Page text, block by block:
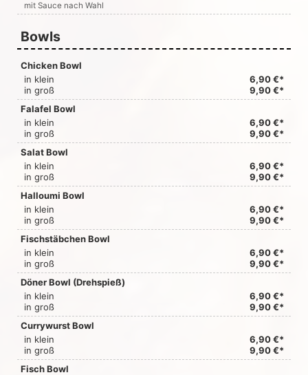
mit Sauce nach Wahl
Bowls
Chicken Bowl
in klein
6,90 €*
in groß
9,90 €*
Falafel Bowl
in klein
6,90 €*
in groß
9,90 €*
Salat Bowl
in klein
6,90 €*
in groß
9,90 €*
Halloumi Bowl
in klein
6,90 €*
in groß
9,90 €*
Fischstäbchen Bowl
in klein
6,90 €*
in groß
9,90 €*
Döner Bowl (Drehspieß)
in klein
6,90 €*
in groß
9,90 €*
Currywurst Bowl
in klein
6,90 €*
in groß
9,90 €*
Fisch Bowl